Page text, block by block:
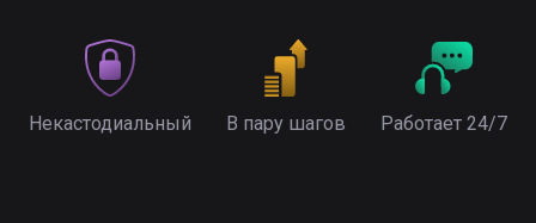
Некастодиальный В пару шагов Работает 24/7